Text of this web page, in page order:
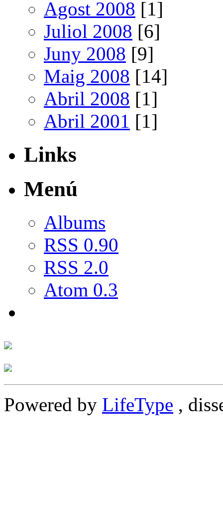
Agost 2008 [1]
Juliol 2008 [6]
Juny 2008 [9]
Maig 2008 [14]
Abril 2008 [1]
Abril 2001 [1]
Links
Menú
Albums
RSS 0.90
RSS 2.0
Atom 0.3
Powered by LifeType ,